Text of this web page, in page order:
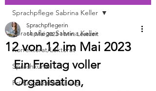
Sprachpflege Sabrina Keller
Korrektorat/Lektorat
Sprachkurse
Prüfungsvorbereitung
Sprachpflege Sabrina Keller
12 von 12 im Mai 2023
Sprachpflegerin
14. Mai 2023 1 Min. Lesezeit
Ein Freitag voller
Organisation,